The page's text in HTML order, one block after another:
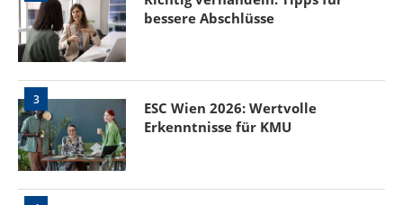
bessere Abschlüsse
3
ESC Wien 2026: Wertvolle
Erkenntnisse für KMU